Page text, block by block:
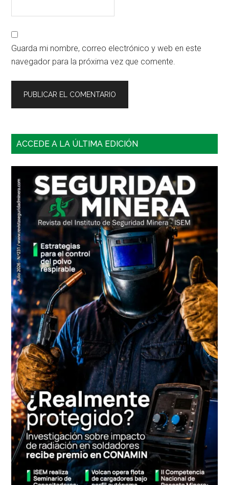
Guarda mi nombre, correo electrónico y web en este
navegador para la próxima vez que comente.
Barra
principal
ACCEDE A LA ÚLTIMA EDICIÓN